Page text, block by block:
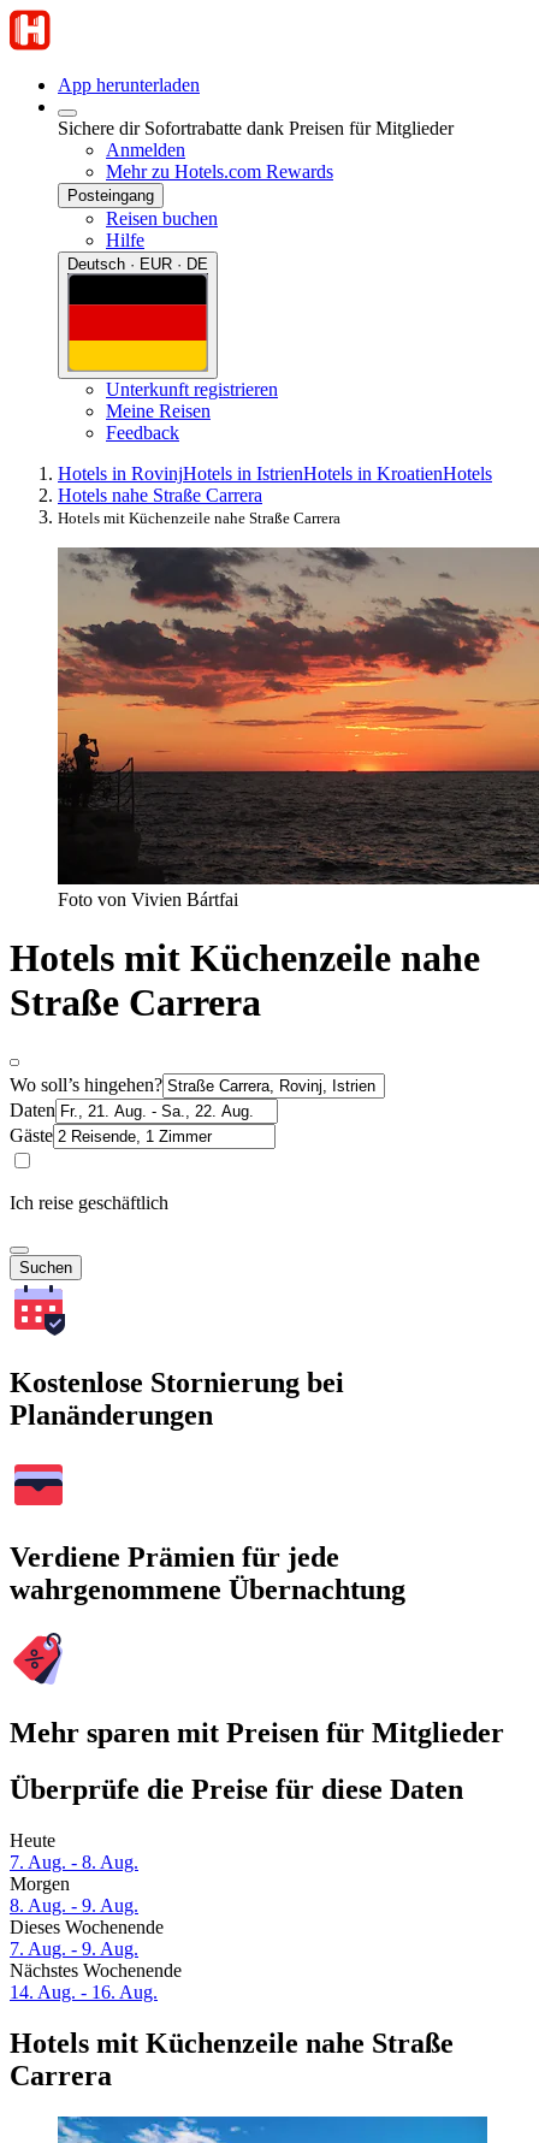
App herunterladen
Sichere dir Sofortrabatte dank Preisen für Mitglieder
Anmelden
Mehr zu Hotels.com Rewards
Posteingang
Reisen buchen
Hilfe
Deutsch · EUR · DE
Unterkunft registrieren
Meine Reisen
Feedback
Hotels in RovinjHotels in IstrienHotels in KroatienHotels
Hotels nahe Straße Carrera
Hotels mit Küchenzeile nahe Straße Carrera
Foto von Vivien Bártfai
Hotels mit Küchenzeile nahe
Straße Carrera
Wo soll’s hingehen?
Daten
Gäste
Ich reise geschäftlich
Suchen
Kostenlose Stornierung bei
Planänderungen
Verdiene Prämien für jede
wahrgenommene Übernachtung
Mehr sparen mit Preisen für Mitglieder
Überprüfe die Preise für diese Daten
Heute
7. Aug. - 8. Aug.
Morgen
8. Aug. - 9. Aug.
Dieses Wochenende
7. Aug. - 9. Aug.
Nächstes Wochenende
14. Aug. - 16. Aug.
Hotels mit Küchenzeile nahe Straße
Carrera